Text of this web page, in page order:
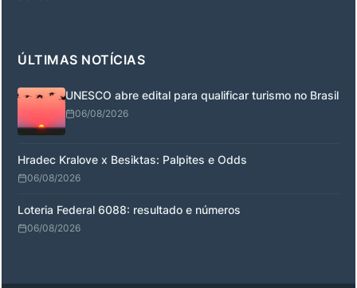
ÚLTIMAS NOTÍCIAS
UNESCO abre edital para qualificar turismo no Brasil
06/08/2026
Hradec Kralove x Besiktas: Palpites e Odds
06/08/2026
Loteria Federal 6088: resultado e números
06/08/2026